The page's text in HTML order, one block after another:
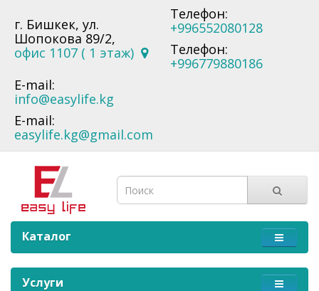
г. Бишкек, ул.
Шопокова 89/2,
офис 1107 ( 1 этаж)
Телефон:
+996552080128
Телефон:
+996779880186
E-mail:
info@easylife.kg
E-mail:
easylife.kg@gmail.com
Каталог
Услуги